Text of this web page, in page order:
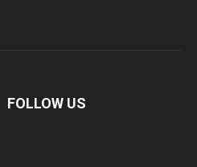
FOLLOW US